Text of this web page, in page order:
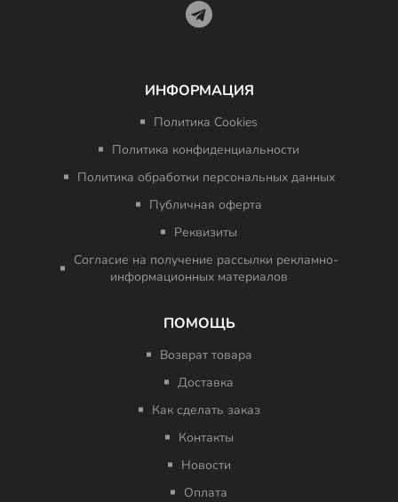
ИНФОРМАЦИЯ
Политика Cookies
Политика конфиденциальности
Политика обработки персональных данных
Публичная оферта
Реквизиты
Согласие на получение рассылки рекламно-
информационных материалов
ПОМОЩЬ
Возврат товара
Доставка
Как сделать заказ
Контакты
Новости
Оплата